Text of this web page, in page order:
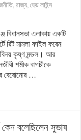
,রাজ্য,হেড লাইন্স
বিধানসভা এলাকায় একটি
রিট মামলা ফাইল করেন
বিনয় কৃষ্ণ মন্ডল। আর
শমীক বাগচীকে
বেরোনোর …
বলেছিলেন সুভাষ